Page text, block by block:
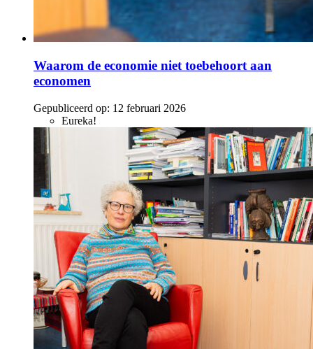
Waarom de economie niet toebehoort aan
economen
Gepubliceerd op: 12 februari 2026
Eureka!